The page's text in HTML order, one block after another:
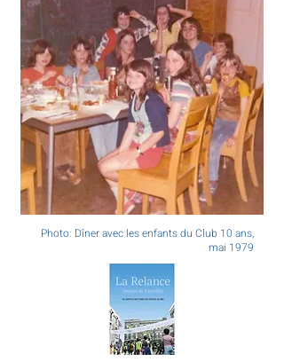
Photo: Dîner avec les enfants du Club 10 ans,
mai 1979